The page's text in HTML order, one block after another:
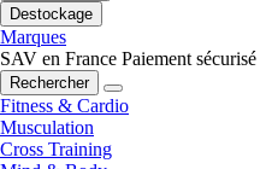
Destockage
Marques
SAV en France Paiement sécurisé
Rechercher
Fitness & Cardio
Musculation
Cross Training